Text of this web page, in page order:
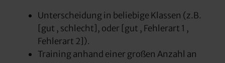
Unterscheidung in beliebige Klassen (z.B.
[gut , schlecht], oder [gut , Fehlerart 1 ,
Fehlerart 2]).
Training anhand einer großen Anzahl an